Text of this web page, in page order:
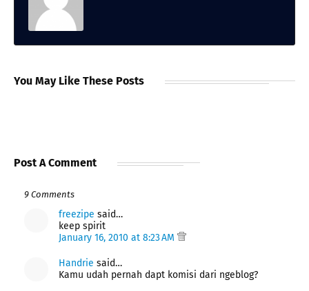
You May Like These Posts
Post A Comment
9 Comments
freezipe said…
keep spirit
January 16, 2010 at 8:23 AM
Handrie said…
Kamu udah pernah dapt komisi dari ngeblog?